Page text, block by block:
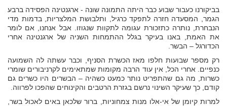
בביקורנו כעבור שבוע כבר היתה התמונה שונה - ארגנטינה הפסידה ברבע
הגמר, המסעדה חזרה לתפקד כרגיל, ותלבושת המלצריות, בדמות מדי
הנבחרת, נותרה כתזכורת עגומה לתקוות שנגוזו. אבל אנחנו, אם לומר
את האמת, באנו בעיקר בגלל ההתמחות השניה של ארגנטינה אחרי
הכדורגל – הבשר.
רק מספר שבועות חלפו מאז הכשרת הסניף, וכבר עשתה לה השמועה
כנפיים. אחרי הכל, אין עוד הרבה מקומות שמתאימים לקרניבורים שומרי
כשרות, מה גם שהתפריט נותר כמעט כשהיה – הבשרים היו כשרים גם
קודם, כך שעיקר השינוי נרשם בגזרת הרטבים והקינוחים שהפכו לפרווה.
למרות קיומן של אי-אלו מנות צמחוניות, ברור שלכאן באים לאכול בשר,